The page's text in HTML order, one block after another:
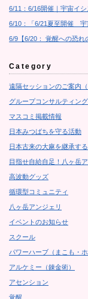
6/11：6/16開催｜宇宙イ
6/10：「6/21夏至開催 宇
6/9【6/20： 覚醒への恐れ
Category
遠隔セッションのご案内（
グループコンサルティング
マスコミ掲載情報
日本みつばちを守る活動
日本古来の大麻を継承する
目指せ自給自足！八ヶ岳
高波動グッズ
循環型コミュニティ
八ヶ岳アンジェリ
イベントのお知らせ
スクール
パワーハーブ（まこも・ホ
アルケミー（錬金術）
アセンション
覚醒